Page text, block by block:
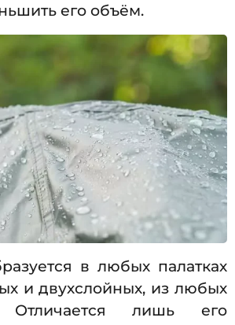
его объём.
в любых палатках
и двухслойных, из любых
Отличается лишь его